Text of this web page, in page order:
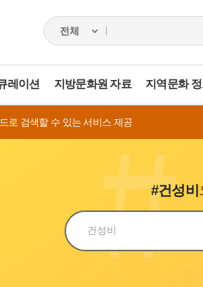
레이션 지방문화원 자료 지역문화
로 검색할 수 있는 서비스 제공
#건성비
검색